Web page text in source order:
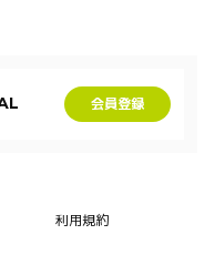
会員登録
利用規約